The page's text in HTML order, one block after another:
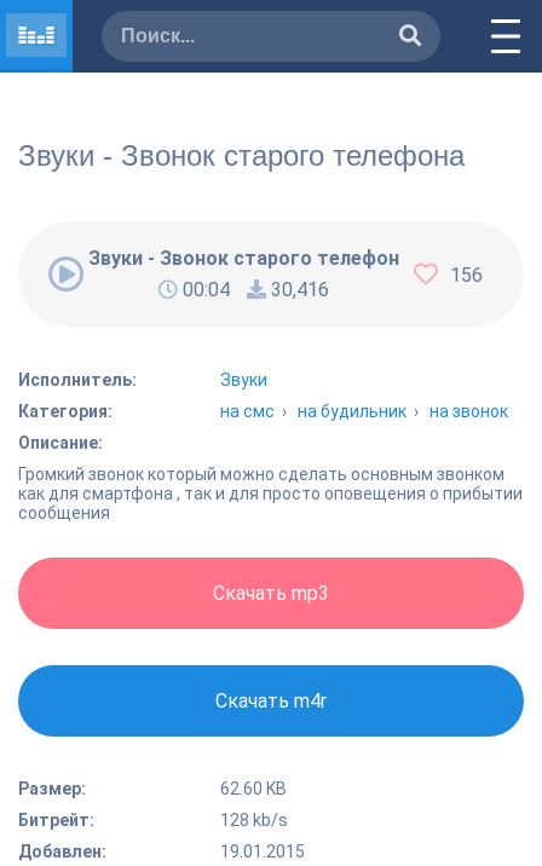
Звуки - Звонок старого телефона
Звуки - Звонок старого телефона
00:04
30,416
156
Исполнитель:
Звуки
Категория:
на смс ›на будильник ›на звонок
Описание:
Громкий звонок который можно сделать основным звонком
как для смартфона , так и для просто оповещения о прибытии
сообщения
Скачать mp3
Скачать m4r
Размер:
62.60 KB
Битрейт:
128 kb/s
Добавлен:
19.01.2015